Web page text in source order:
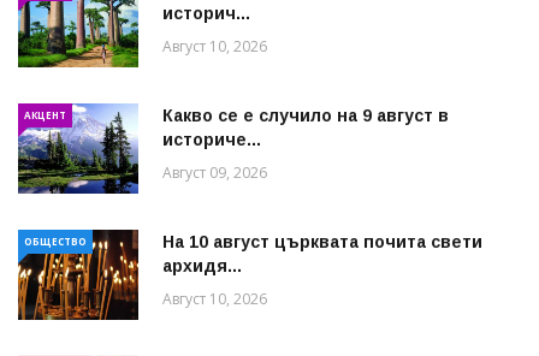
историч...
Август 10, 2026
АКЦЕНТ
Какво се е случило на 9 август в
историче...
Август 09, 2026
ОБЩЕСТВО
На 10 август църквата почита свети
архидя...
Август 10, 2026